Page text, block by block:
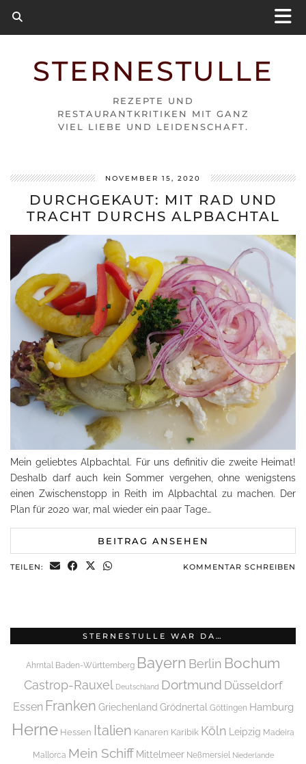
STERNESTULLE
REZEPTE UND
RESTAURANTKRITIKEN MIT GANZ
VIEL LIEBE UND LEIDENSCHAFT.
NOVEMBER 15, 2020
DURCHGEKAUT: MIT RAD UND
TRACHT DURCHS ALPBACHTAL
Mein geliebtes Alpbachtal. Für uns definitiv die zweite Heimat!
Deshalb darf auch kein Sommer vergehen, ohne wenigstens
einen Zwischenstopp in Reith im Alpbachtal zu machen. Der
Plan für 2020 war, mal wieder ein paar Tage…
BEITRAG ANSEHEN
TEILEN: KOMMENTAR SCHREIBEN
STERNESTULLE WAR DA…
Ahrntal Baden-Württemberg Bayern Berlin Bochum
Castrop-Rauxel Deutschland Dortmund Düsseldorf
Essen Franken Griechenland Grödnertal Göttingen Hamburg
Herne Hessen Italien Kanaren Karibik Köln Leipzig Madeira
Mallorca Mein Schiff Mittelmeer Neßmersiel Niederlande